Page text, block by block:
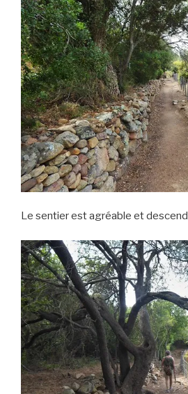
Le sentier est agréable et descend